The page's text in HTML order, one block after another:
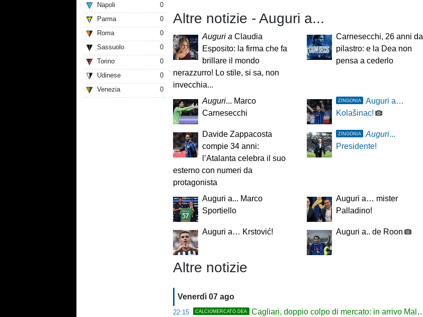
Napoli
0
Parma
0
Roma
0
Sassuolo
0
Torino
0
Udinese
0
Venezia
0
Altre notizie - Auguri a...
Auguri a Claudia
Esposito: la firma che fa
brillare il mondo
nerazzurro! Lo stile, si sa, non
invecchia...
Carnesecchi, 26 anni da
pilastro: e la Dea non
pensa a cederlo
Auguri... Marco
Carnesecchi
ZINGONIA
Auguri a…
Kolašinac!
Davide Zappacosta
compie 34 anni:
l’Atalanta celebra il suo
esterno con numeri da
protagonista
ZINGONIA Auguri...
Presidente!
Auguri a... Marco
Sportiello
Auguri a… mister
Palladino!
Auguri a… Krstović! Auguri a.. de Roon
Altre notizie
Venerdì 07 ago
22:15 CALCIOMERCATO DEA Cagliari, doppio colpo di mercato: in arrivo Maldini e Kevin Carlos